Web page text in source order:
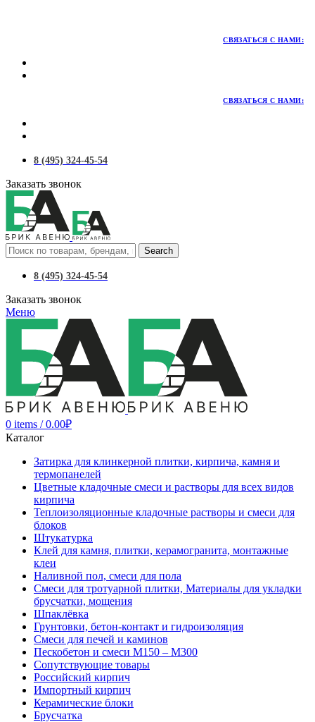
СВЯЗАТЬСЯ С НАМИ:
СВЯЗАТЬСЯ С НАМИ:
8 (495) 324-45-54
Заказать звонок
Search
8 (495) 324-45-54
Заказать звонок
Меню
0 items / 0.00₽
Каталог
Затирка для клинкерной плитки, кирпича, камня и
термопанелей
Цветные кладочные смеси и растворы для всех видов
кирпича
Теплоизоляционные кладочные растворы и смеси для
блоков
Штукатурка
Клей для камня, плитки, керамогранита, монтажные
клеи
Наливной пол, смеси для пола
Смеси для тротуарной плитки, Материалы для укладки
брусчатки, мощения
Шпаклёвка
Грунтовки, бетон-контакт и гидроизоляция
Смеси для печей и каминов
Пескобетон и смеси М150 – М300
Сопутствующие товары
Российский кирпич
Импортный кирпич
Керамические блоки
Брусчатка